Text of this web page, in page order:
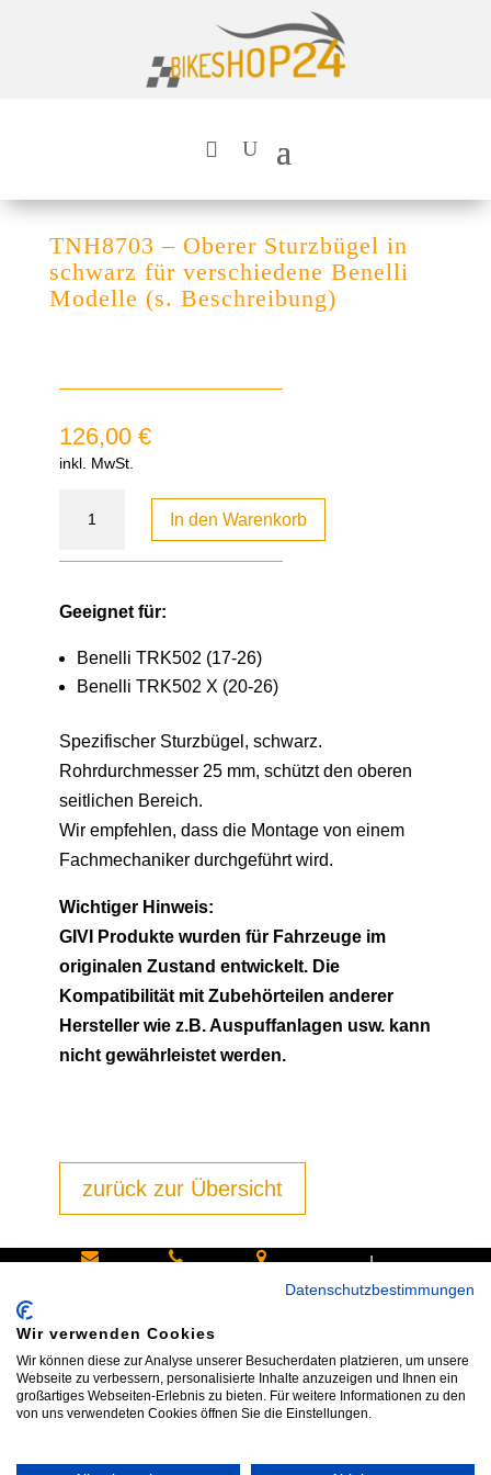
TNH8703 – Oberer Sturzbügel in
schwarz für verschiedene Benelli
Modelle (s. Beschreibung)
126,00 €
inkl. MwSt.
In den Warenkorb
Geeignet für:
Benelli TRK502 (17-26)
Benelli TRK502 X (20-26)
Spezifischer Sturzbügel, schwarz.
Rohrdurchmesser 25 mm, schützt den oberen
seitlichen Bereich.
Wir empfehlen, dass die Montage von einem
Fachmechaniker durchgeführt wird.
Wichtiger Hinweis:
GIVI Produkte wurden für Fahrzeuge im
originalen Zustand entwickelt. Die
Kompatibilität mit Zubehörteilen anderer
Hersteller wie z.B. Auspuffanlagen usw. kann
nicht gewährleistet werden.
zurück zur Übersicht
info@bike
shop24.n
et
an:
Tel.+49
172 40 59
85540
Haar bei
|
Datenschutzbestimmungen
Wir verwenden Cookies
Wir können diese zur Analyse unserer Besucherdaten platzieren, um unsere
Webseite zu verbessern, personalisierte Inhalte anzuzeigen und Ihnen ein
großartiges Webseiten-Erlebnis zu bieten. Für weitere Informationen zu den
von uns verwendeten Cookies öffnen Sie die Einstellungen.